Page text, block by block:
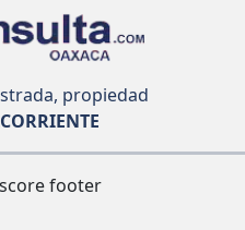
propiedad